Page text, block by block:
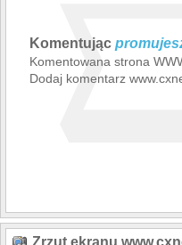
Komentując
Komentowana strona
Dodaj komentarz
Zrzut ekranu